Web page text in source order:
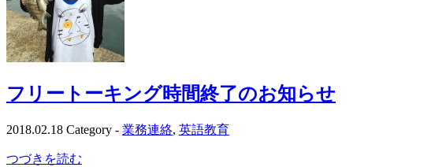
フリートーキング時間終了のお知らせ
2018.02.18 Category - 業務連絡, 英語教育
つづきを読む